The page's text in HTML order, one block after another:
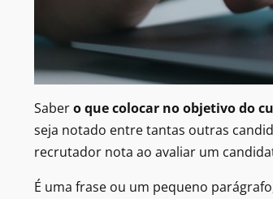
Sabero que colocar no objetivo do
seja notado entre tantas outras
recrutador nota ao avaliar um
É uma frase ou um pequeno